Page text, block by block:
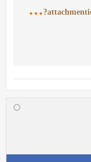
h
ttp://www.ajurry.com/vb/attachment.php?attachmentid=44335&d=1402340750